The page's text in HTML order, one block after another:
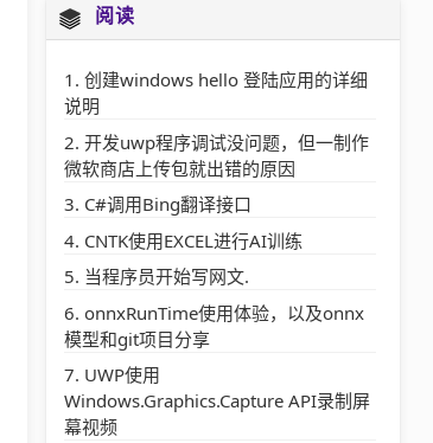
阅读
创建windows hello 登陆应用的详细
说明
开发uwp程序调试没问题，但一制作
微软商店上传包就出错的原因
C#调用Bing翻译接口
CNTK使用EXCEL进行AI训练
当程序员开始写网文.
onnxRunTime使用体验，以及onnx
模型和git项目分享
UWP使用
Windows.Graphics.Capture API录制屏
幕视频